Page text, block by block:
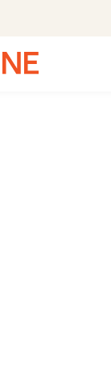
о